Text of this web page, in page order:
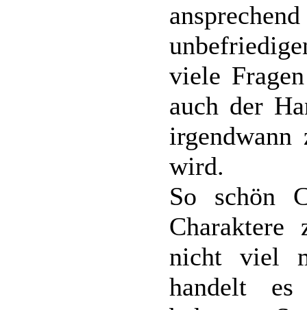
viele
auch der
irgendwann
wird.
So schön
Charaktere
nicht viel
handelt